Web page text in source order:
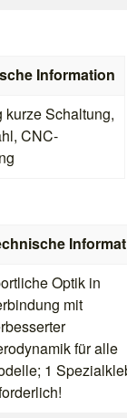
Information
kurze Schaltung,
CNC-
Optik in
mit
für alle
1